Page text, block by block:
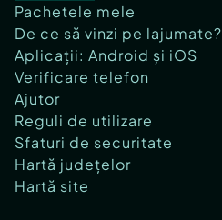
Pachetele mele
De ce să vinzi pe lajumate?
Aplicații: Android și iOS
Verificare telefon
Ajutor
Reguli de utilizare
Sfaturi de securitate
Hartă județelor
Hartă site